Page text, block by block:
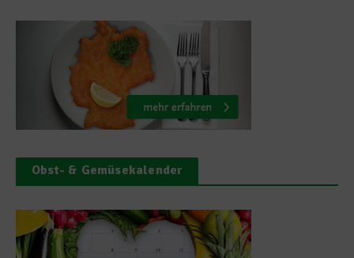
Obst- & Gemüsekalender